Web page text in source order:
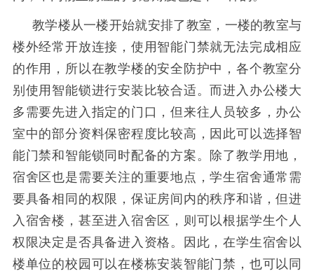
教学楼从一楼开始就安排了教室，一楼的教室与
楼外经常开放连接，使用智能门禁就无法完成相应
的作用，所以在教学楼的安全防护中，各个教室分
别使用智能锁进行安装比较合适。而进入办公楼大
多需要先进入指定的门口，但来往人员较多，办公
室中的部分资料保密程度比较高，因此可以选择智
能门禁和智能锁同时配备的方案。除了教学用地，
宿舍区也是需要关注的重要地点，学生宿舍通常需
要具备相同的权限，保证房间内的秩序和谐，但进
入宿舍楼，甚至进入宿舍区，则可以根据学生个人
权限决定是否具备进入资格。因此，在学生宿舍以
楼单位的校园可以在楼栋安装智能门禁，也可以同